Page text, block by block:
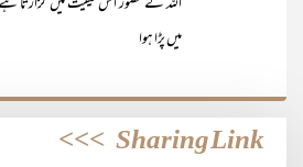
میں پڑا ہوا
Sharing Link
>>>